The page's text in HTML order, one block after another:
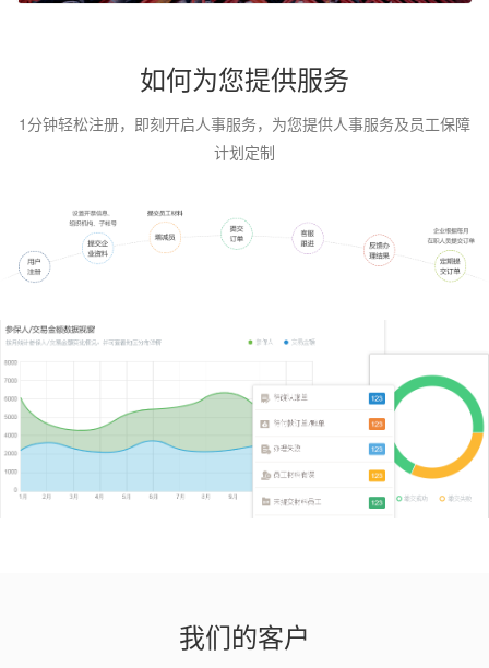
如何为您提供服务
1分钟轻松注册，即刻开启人事服务，为您提供人事服务及员工保障
计划定制
我们的客户